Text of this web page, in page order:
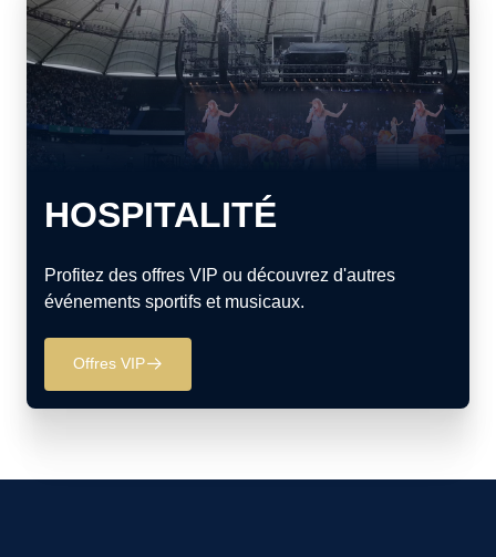
HOSPITALITÉ
Profitez des offres VIP ou découvrez d'autres
événements sportifs et musicaux.
Offres VIP􀄫